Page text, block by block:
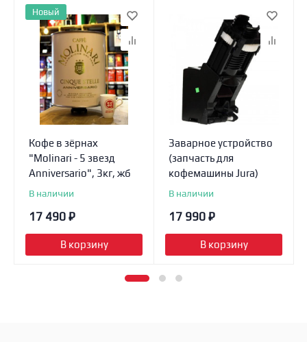
Кофе в зёрнах
"Molinari - 5 звезд
Anniversario", 3кг, жб
В наличии
17 490 ₽
В корзину
Новый
Заварное устройство
(запчасть для
кофемашины Jura)
В наличии
17 990 ₽
В корзину